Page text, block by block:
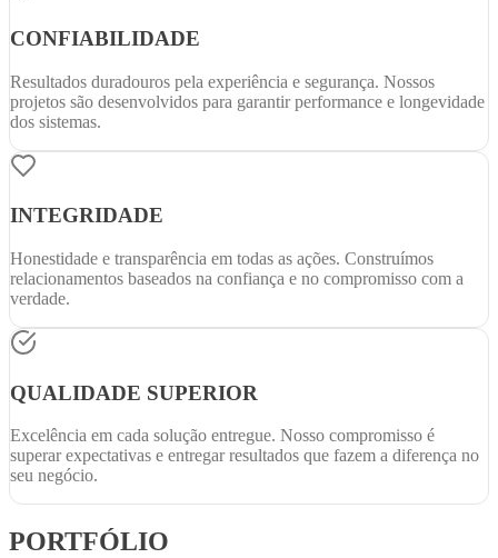
CONFIABILIDADE
Resultados duradouros pela experiência e segurança. Nossos
projetos são desenvolvidos para garantir performance e longevidade
dos sistemas.
INTEGRIDADE
Honestidade e transparência em todas as ações. Construímos
relacionamentos baseados na confiança e no compromisso com a
verdade.
QUALIDADE SUPERIOR
Excelência em cada solução entregue. Nosso compromisso é
superar expectativas e entregar resultados que fazem a diferença no
seu negócio.
PORTFÓLIO